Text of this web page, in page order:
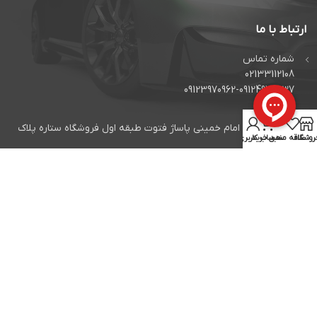
ارتباط با ما
شماره تماس
02133112108
09123970962-09124975037
آدرس
تهران میدان امام خمینی پاساژ فتوت طبقه اول فروشگاه ستاره پلاک
2.14
علاقه مندی
0
سبد خرید
حساب کاربری من